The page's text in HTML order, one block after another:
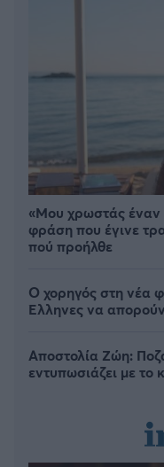
«Μου χρωστάς έναν
φράση που έγινε
πού προήλθε
Ο χορηγός στη νέα
Έλληνες να απορούν
Αποστολία Ζώη:
εντυπωσιάζει με